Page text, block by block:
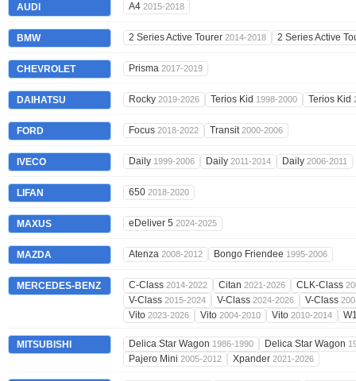
AUDI A4 2015-2018
BMW 2 Series Active Tourer 2014-2018 2 Series Active
CHEVROLET Prisma 2017-2019
DAIHATSU Rocky 2019-2026 Terios Kid 1998-2000 Terios Kid
FORD Focus 2018-2022 Transit2000-2006
IVECO Daily 1999-2006 Daily 2011-2014 Daily 2006-2011
LIFAN 650 2018-2020
MAXUS eDeliver 5 2024-2025
MAZDA Atenza 2008-2012 Bongo Friendee 1995-2006
MERCEDES-BENZ C-Class 2014-2022 Citan 2021-2026 CLK-Class
V-Class 2015-2024 V-Class 2024-2026 V-Class
Vito 2023-2026 Vito 2004-2010 Vito 2010-2014
MITSUBISHI Delica Star Wagon 1986-1990 Delica Star Wagon
Pajero Mini 2005-2012 Xpander 2021-2026